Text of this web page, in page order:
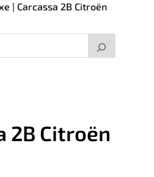
| Carcassa 2B Citroën
2B Citroën